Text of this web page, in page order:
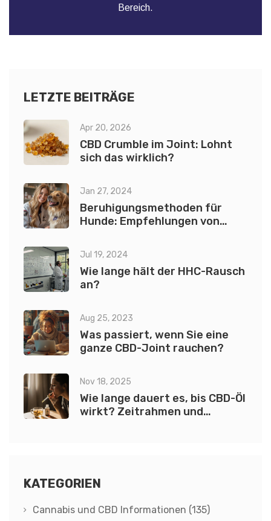
Bereich.
LETZTE BEITRÄGE
Apr 20, 2026
CBD Crumble im Joint: Lohnt
sich das wirklich?
Jan 27, 2024
Beruhigungsmethoden für
Hunde: Empfehlungen von
Jul 19, 2024
Wie lange hält der HHC-Rausch
an?
Aug 25, 2023
Was passiert, wenn Sie eine
ganze CBD-Joint rauchen?
Nov 18, 2025
Wie lange dauert es, bis CBD-Öl
wirkt? Zeitrahmen und
KATEGORIEN
Cannabis und CBD Informationen (135)